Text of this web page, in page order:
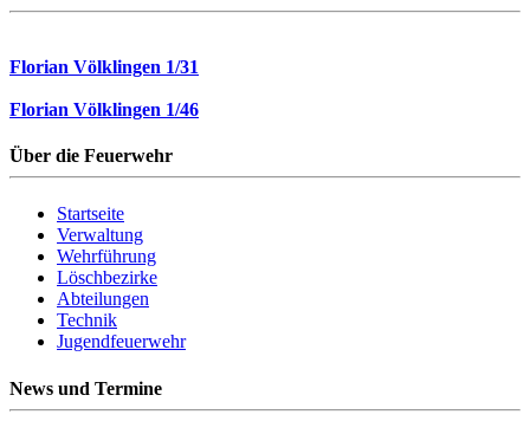
Florian Völklingen 1/31
Florian Völklingen 1/46
Über die Feuerwehr
Startseite
Verwaltung
Wehrführung
Löschbezirke
Abteilungen
Technik
Jugendfeuerwehr
News und Termine